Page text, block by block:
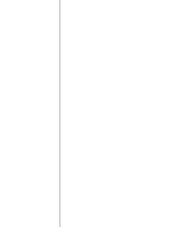
Các nhà